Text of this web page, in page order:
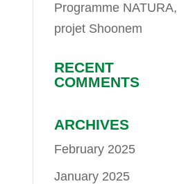
Programme NATURA,
projet Shoonem
RECENT
COMMENTS
ARCHIVES
February 2025
January 2025